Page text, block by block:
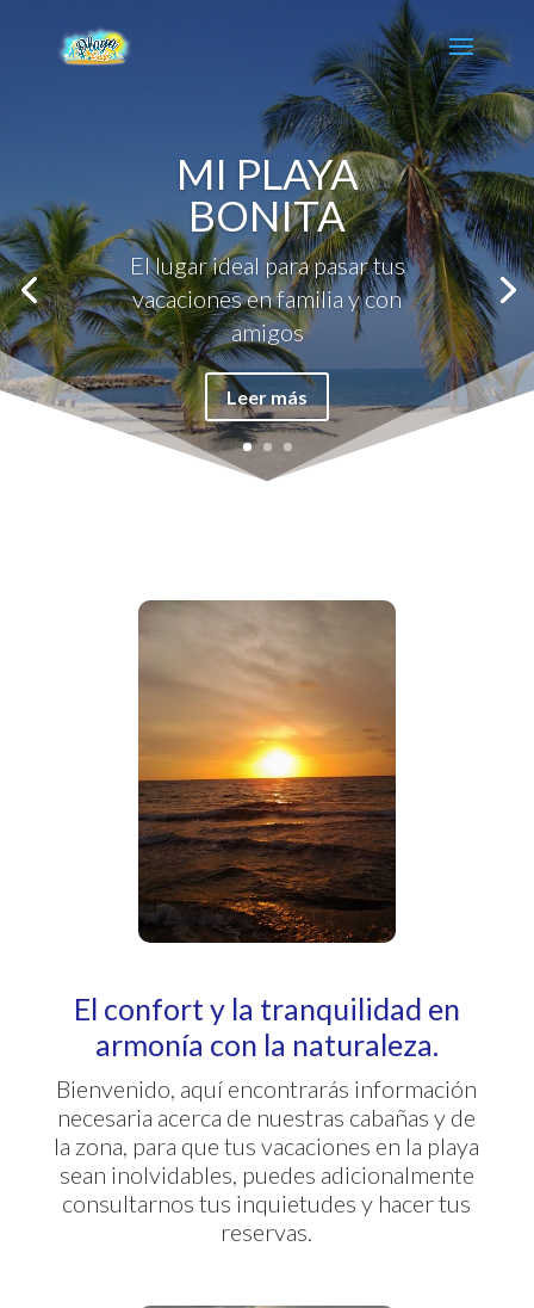
MI PLAYA
BONITA
El lugar ideal para pasar tus
vacaciones en familia y con
amigos
Leer más
El confort y la tranquilidad en
armonía con la naturaleza.
Bienvenido, aquí encontrarás información
necesaria acerca de nuestras cabañas y de
la zona, para que tus vacaciones en la playa
sean inolvidables, puedes adicionalmente
consultarnos tus inquietudes y hacer tus
reservas.